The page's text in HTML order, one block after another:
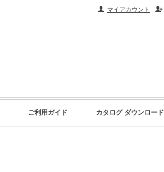
マイアカウント
ご利用ガイド カタログ ダウンロード